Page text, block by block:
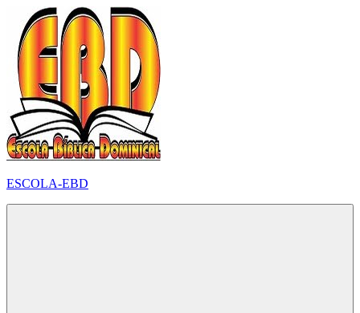
para
conteúdo
ESCOLA-EBD